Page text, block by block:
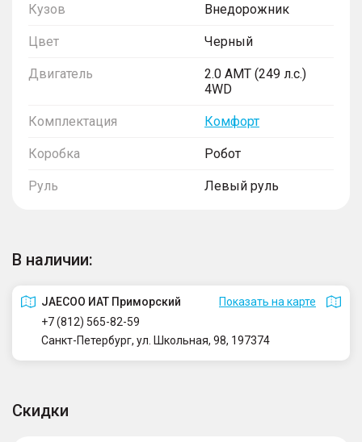
Кузов Внедорожник
Цвет Черный
Двигатель
2.0 AMT (249 л.с.)
4WD
Комплектация Комфорт
Коробка Робот
Руль Левый руль
В наличии:
JAECOO ИАТ Приморский
Показать на карте
+7 (812) 565-82-59
Санкт-Петербург, ул. Школьная, 98, 197374
Скидки